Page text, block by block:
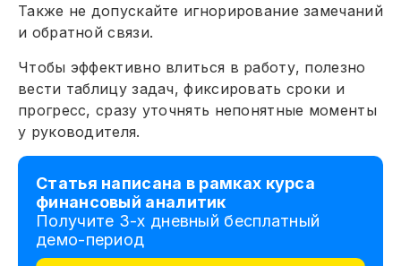
Также не допускайте игнорирование замечаний
и обратной связи.
Чтобы эффективно влиться в работу, полезно
вести таблицу задач, фиксировать сроки и
прогресс, сразу уточнять непонятные моменты
у руководителя.
Статья написана в рамках курса
финансовый аналитик
Получите 3-х дневный бесплатный
демо-период